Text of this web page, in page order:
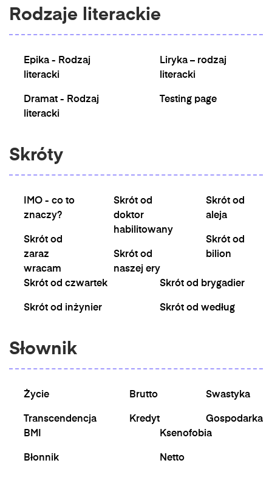
Rodzaje literackie
Epika - Rodzaj
literacki
Dramat - Rodzaj
literacki
Liryka – rodzaj
literacki
Testing page
Skróty
IMO - co to
znaczy?
Skrót od
zaraz
wracam
Skrót od
doktor
habilitowany
Skrót od
naszej ery
Skrót od
aleja
Skrót od
bilion
Skrót od czwartek
Skrót od inżynier
Skrót od brygadier
Skrót od według
Słownik
Życie
Transcendencja
Brutto
Kredyt
Swastyka
Gospodarka
BMI
Błonnik
Ksenofobia
Netto